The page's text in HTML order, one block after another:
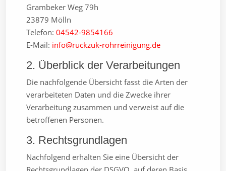
Grambeker Weg 79h
23879 Mölln
Telefon: 04542-9854166
E-Mail: info@ruckzuk-rohrreinigung.de
2. Überblick der Verarbeitungen
Die nachfolgende Übersicht fasst die Arten der
verarbeiteten Daten und die Zwecke ihrer
Verarbeitung zusammen und verweist auf die
betroffenen Personen.
3. Rechtsgrundlagen
Nachfolgend erhalten Sie eine Übersicht der